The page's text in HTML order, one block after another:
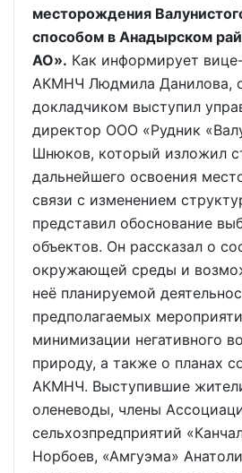
месторождения
способом в Анадырском
АО». Как информирует
АКМНЧ Людмила Данилова,
докладчиком выступил
директор ООО «Рудник
Шнюков, который изложил
дальнейшего освоения
связи с изменением
представил обоснование
объектов. Он рассказал о
окружающей среды и
неё планируемой
предполагаемых
минимизации негативного
природу, а также о планах
АКМНЧ. Выступившие
оленеводы, члены
сельхозпредприятий
Норбоев, «Амгуэма»